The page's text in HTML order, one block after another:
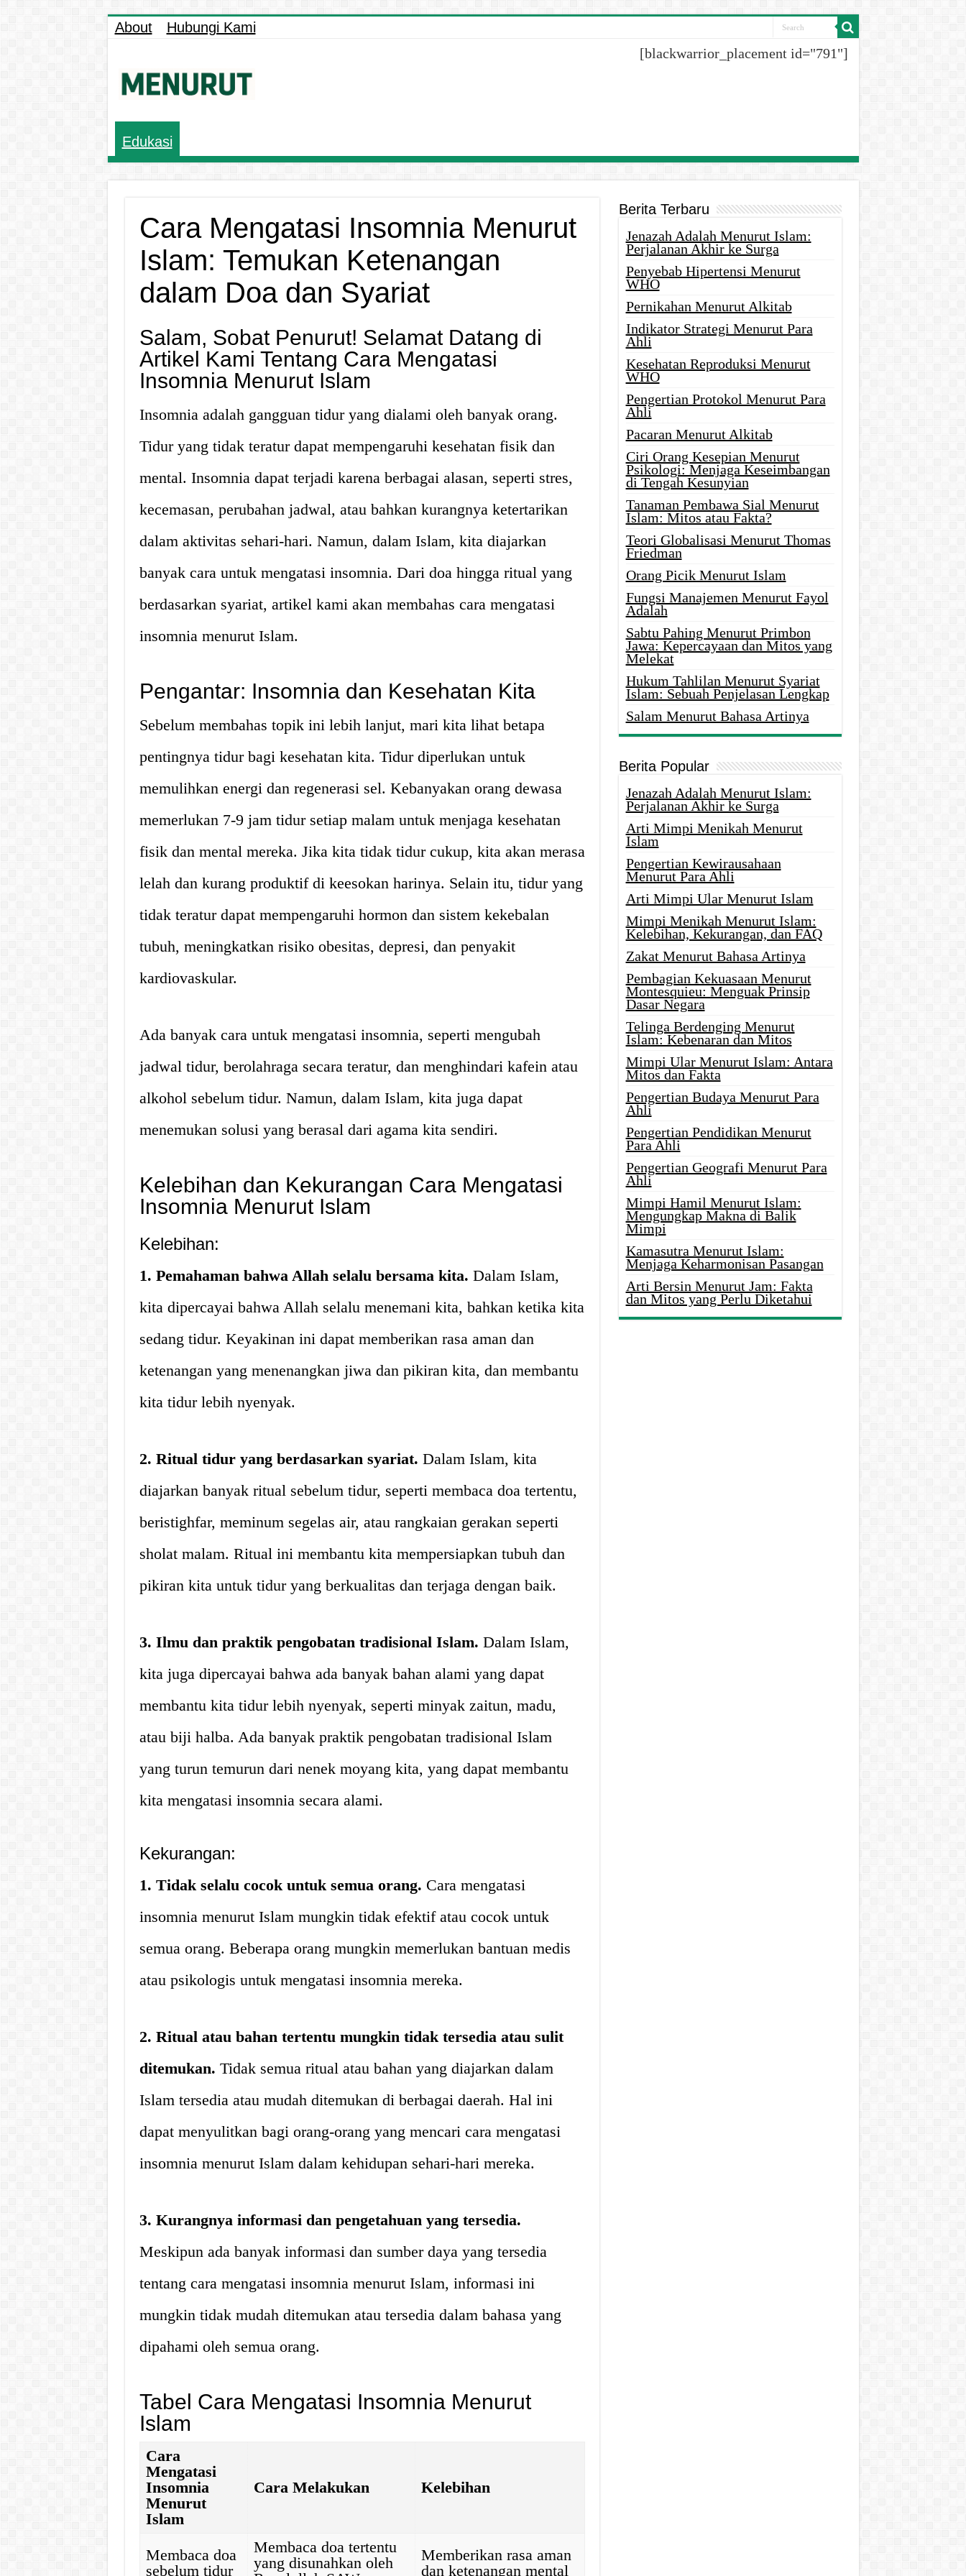
About
Hubungi Kami
[blackwarrior_placement id="791"]
Edukasi
Cara Mengatasi Insomnia Menurut
Islam: Temukan Ketenangan
dalam Doa dan Syariat
Salam, Sobat Penurut! Selamat Datang di
Artikel Kami Tentang Cara Mengatasi
Insomnia Menurut Islam
Insomnia adalah gangguan tidur yang dialami oleh banyak orang.
Tidur yang tidak teratur dapat mempengaruhi kesehatan fisik dan
mental. Insomnia dapat terjadi karena berbagai alasan, seperti stres,
kecemasan, perubahan jadwal, atau bahkan kurangnya ketertarikan
dalam aktivitas sehari-hari. Namun, dalam Islam, kita diajarkan
banyak cara untuk mengatasi insomnia. Dari doa hingga ritual yang
berdasarkan syariat, artikel kami akan membahas cara mengatasi
insomnia menurut Islam.
Pengantar: Insomnia dan Kesehatan Kita
Sebelum membahas topik ini lebih lanjut, mari kita lihat betapa
pentingnya tidur bagi kesehatan kita. Tidur diperlukan untuk
memulihkan energi dan regenerasi sel. Kebanyakan orang dewasa
memerlukan 7-9 jam tidur setiap malam untuk menjaga kesehatan
fisik dan mental mereka. Jika kita tidak tidur cukup, kita akan merasa
lelah dan kurang produktif di keesokan harinya. Selain itu, tidur yang
tidak teratur dapat mempengaruhi hormon dan sistem kekebalan
tubuh, meningkatkan risiko obesitas, depresi, dan penyakit
kardiovaskular.
Ada banyak cara untuk mengatasi insomnia, seperti mengubah
jadwal tidur, berolahraga secara teratur, dan menghindari kafein atau
alkohol sebelum tidur. Namun, dalam Islam, kita juga dapat
menemukan solusi yang berasal dari agama kita sendiri.
Kelebihan dan Kekurangan Cara Mengatasi
Insomnia Menurut Islam
Kelebihan:
1. Pemahaman bahwa Allah selalu bersama kita. Dalam Islam,
kita dipercayai bahwa Allah selalu menemani kita, bahkan ketika kita
sedang tidur. Keyakinan ini dapat memberikan rasa aman dan
ketenangan yang menenangkan jiwa dan pikiran kita, dan membantu
kita tidur lebih nyenyak.
2. Ritual tidur yang berdasarkan syariat. Dalam Islam, kita
diajarkan banyak ritual sebelum tidur, seperti membaca doa tertentu,
beristighfar, meminum segelas air, atau rangkaian gerakan seperti
sholat malam. Ritual ini membantu kita mempersiapkan tubuh dan
pikiran kita untuk tidur yang berkualitas dan terjaga dengan baik.
3. Ilmu dan praktik pengobatan tradisional Islam. Dalam Islam,
kita juga dipercayai bahwa ada banyak bahan alami yang dapat
membantu kita tidur lebih nyenyak, seperti minyak zaitun, madu,
atau biji halba. Ada banyak praktik pengobatan tradisional Islam
yang turun temurun dari nenek moyang kita, yang dapat membantu
kita mengatasi insomnia secara alami.
Kekurangan:
1. Tidak selalu cocok untuk semua orang. Cara mengatasi
insomnia menurut Islam mungkin tidak efektif atau cocok untuk
semua orang. Beberapa orang mungkin memerlukan bantuan medis
atau psikologis untuk mengatasi insomnia mereka.
2. Ritual atau bahan tertentu mungkin tidak tersedia atau sulit
ditemukan. Tidak semua ritual atau bahan yang diajarkan dalam
Islam tersedia atau mudah ditemukan di berbagai daerah. Hal ini
dapat menyulitkan bagi orang-orang yang mencari cara mengatasi
insomnia menurut Islam dalam kehidupan sehari-hari mereka.
3. Kurangnya informasi dan pengetahuan yang tersedia.
Meskipun ada banyak informasi dan sumber daya yang tersedia
tentang cara mengatasi insomnia menurut Islam, informasi ini
mungkin tidak mudah ditemukan atau tersedia dalam bahasa yang
dipahami oleh semua orang.
Tabel Cara Mengatasi Insomnia Menurut
Islam
Cara
Mengatasi
Insomnia
Menurut
Islam
Cara Melakukan Kelebihan
Membaca doa
sebelum tidur
Membaca doa tertentu
yang disunahkan oleh
Memberikan rasa aman
dan ketenangan mental
Berita Terbaru
Jenazah Adalah Menurut Islam:
Perjalanan Akhir ke Surga
Penyebab Hipertensi Menurut
WHO
Pernikahan Menurut Alkitab
Indikator Strategi Menurut Para
Ahli
Kesehatan Reproduksi Menurut
WHO
Pengertian Protokol Menurut Para
Ahli
Pacaran Menurut Alkitab
Ciri Orang Kesepian Menurut
Psikologi: Menjaga Keseimbangan
di Tengah Kesunyian
Tanaman Pembawa Sial Menurut
Islam: Mitos atau Fakta?
Teori Globalisasi Menurut Thomas
Friedman
Orang Picik Menurut Islam
Fungsi Manajemen Menurut Fayol
Adalah
Sabtu Pahing Menurut Primbon
Jawa: Kepercayaan dan Mitos yang
Melekat
Hukum Tahlilan Menurut Syariat
Islam: Sebuah Penjelasan Lengkap
Salam Menurut Bahasa Artinya
Berita Popular
Jenazah Adalah Menurut Islam:
Perjalanan Akhir ke Surga
Arti Mimpi Menikah Menurut
Islam
Pengertian Kewirausahaan
Menurut Para Ahli
Arti Mimpi Ular Menurut Islam
Mimpi Menikah Menurut Islam:
Kelebihan, Kekurangan, dan FAQ
Zakat Menurut Bahasa Artinya
Pembagian Kekuasaan Menurut
Montesquieu: Menguak Prinsip
Dasar Negara
Telinga Berdenging Menurut
Islam: Kebenaran dan Mitos
Mimpi Ular Menurut Islam: Antara
Mitos dan Fakta
Pengertian Budaya Menurut Para
Ahli
Pengertian Pendidikan Menurut
Para Ahli
Pengertian Geografi Menurut Para
Ahli
Mimpi Hamil Menurut Islam:
Mengungkap Makna di Balik
Mimpi
Kamasutra Menurut Islam:
Menjaga Keharmonisan Pasangan
Arti Bersin Menurut Jam: Fakta
dan Mitos yang Perlu Diketahui